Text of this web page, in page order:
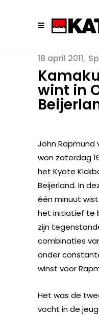
18 april 2011
wint in
John Rapmund
won zaterdag
het Kyote
Beijerland. In
één minuut
het initiatief te
zijn
combinaties
onder
winst voor
Het was de
vocht in de